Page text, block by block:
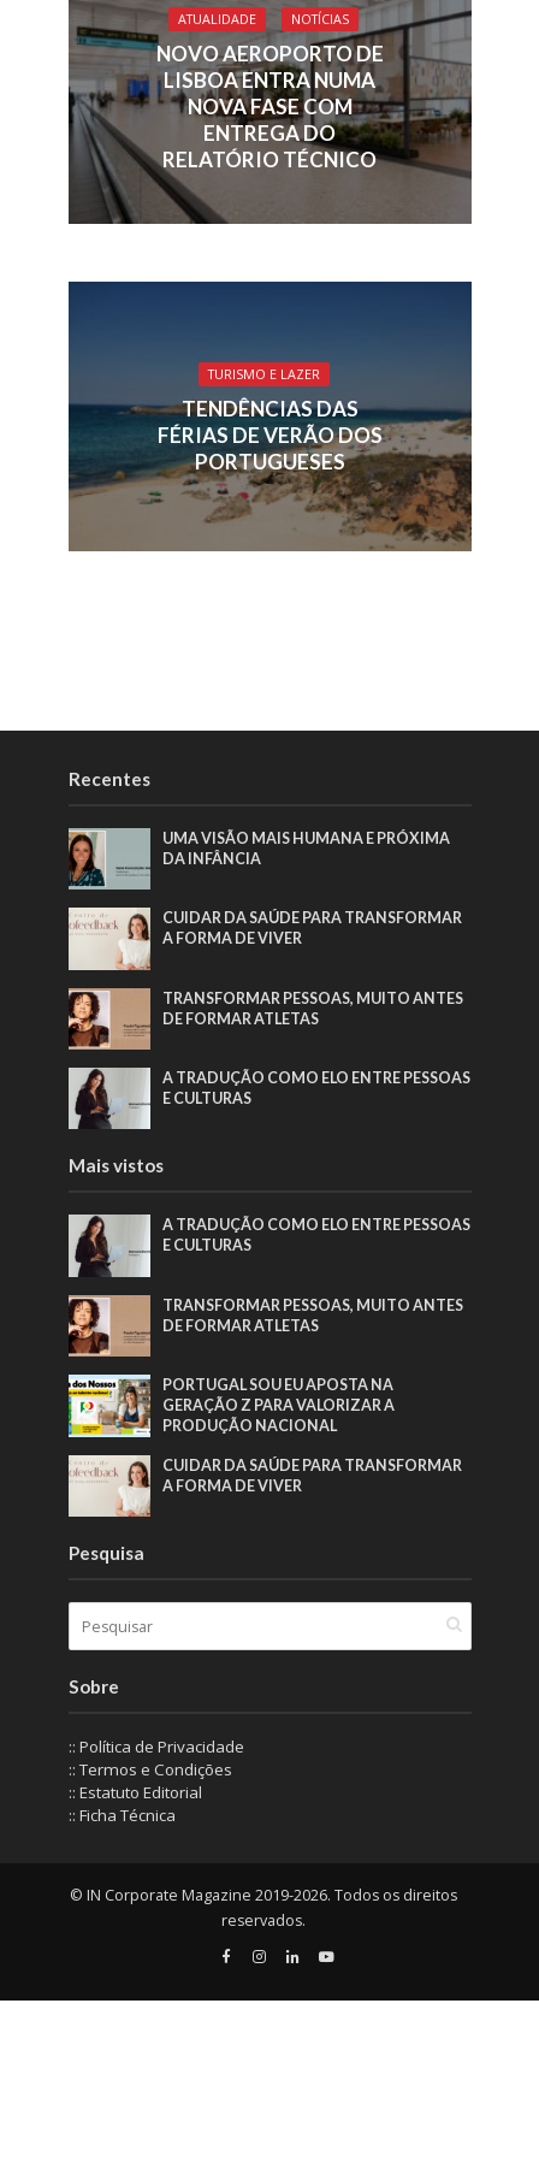
ATUALIDADE NOTÍCIAS
NOVO AEROPORTO DE
LISBOA ENTRA NUMA
NOVA FASE COM
ENTREGA DO
RELATÓRIO TÉCNICO
TURISMO E LAZER
TENDÊNCIAS DAS
FÉRIAS DE VERÃO DOS
PORTUGUESES
Recentes
UMA VISÃO MAIS HUMANA E PRÓXIMA
DA INFÂNCIA
CUIDAR DA SAÚDE PARA TRANSFORMAR
A FORMA DE VIVER
TRANSFORMAR PESSOAS, MUITO ANTES
DE FORMAR ATLETAS
A TRADUÇÃO COMO ELO ENTRE PESSOAS
E CULTURAS
Mais vistos
A TRADUÇÃO COMO ELO ENTRE PESSOAS
E CULTURAS
TRANSFORMAR PESSOAS, MUITO ANTES
DE FORMAR ATLETAS
PORTUGAL SOU EU APOSTA NA
GERAÇÃO Z PARA VALORIZAR A
PRODUÇÃO NACIONAL
CUIDAR DA SAÚDE PARA TRANSFORMAR
A FORMA DE VIVER
Pesquisa
Sobre
:: Política de Privacidade
:: Termos e Condições
:: Estatuto Editorial
:: Ficha Técnica
© IN Corporate Magazine 2019-2026. Todos os direitos
reservados.